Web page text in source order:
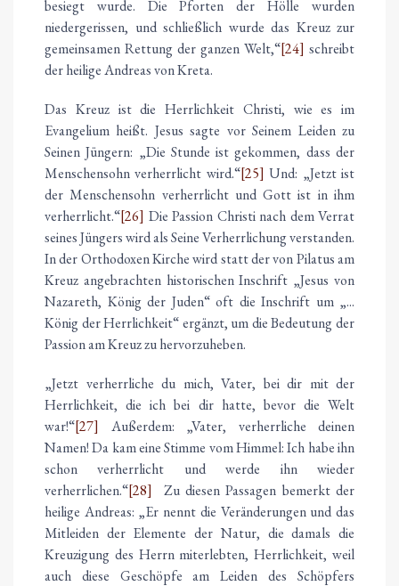
besiegt wurde. Die Pforten der Hölle wurden
niedergerissen, und schließlich wurde das Kreuz zur
gemeinsamen Rettung der ganzen Welt,“[24] schreibt
der heilige Andreas von Kreta.
Das Kreuz ist die Herrlichkeit Christi, wie es im
Evangelium heißt. Jesus sagte vor Seinem Leiden zu
Seinen Jüngern: „Die Stunde ist gekommen, dass der
Menschensohn verherrlicht wird.“[25] Und: „Jetzt ist
der Menschensohn verherrlicht und Gott ist in ihm
verherrlicht.“[26] Die Passion Christi nach dem Verrat
seines Jüngers wird als Seine Verherrlichung verstanden.
In der Orthodoxen Kirche wird statt der von Pilatus am
Kreuz angebrachten historischen Inschrift „Jesus von
Nazareth, König der Juden“ oft die Inschrift um „...
König der Herrlichkeit“ ergänzt, um die Bedeutung der
Passion am Kreuz zu hervorzuheben.
„Jetzt verherrliche du mich, Vater, bei dir mit der
Herrlichkeit, die ich bei dir hatte, bevor die Welt
war!“[27] Außerdem: „Vater, verherrliche deinen
Namen! Da kam eine Stimme vom Himmel: Ich habe ihn
schon verherrlicht und werde ihn wieder
verherrlichen.“[28] Zu diesen Passagen bemerkt der
heilige Andreas: „Er nennt die Veränderungen und das
Mitleiden der Elemente der Natur, die damals die
Kreuzigung des Herrn miterlebten, Herrlichkeit, weil
auch diese Geschöpfe am Leiden des Schöpfers